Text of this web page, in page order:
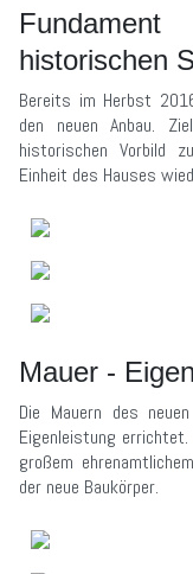
historischen
Bereits im Herbst
den neuen Anbau.
historischen Vorbild
Einheit des Hauses
Mauer -
Die Mauern des
Eigenleistung errichtet.
großem
der neue Baukörper.